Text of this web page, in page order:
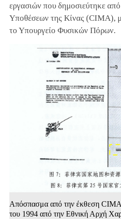
εργασιών που δημοσιεύτηκε
Υποθέσεων της Κίνας (CIMA),
το Υπουργείο Φυσικών Πόρων.
Απόσπασμα από την έκθεση CIMA
του 1994 από την Εθνική Αρχή